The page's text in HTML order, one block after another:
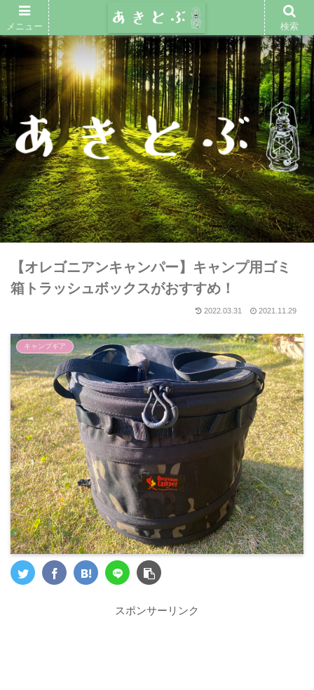
【オレゴニアンキャンパー】キャンプ用ゴミ
箱トラッシュボックスがおすすめ！
2022.03.31 2021.11.29
キャンプギア
スポンサーリンク
メニュー 検索